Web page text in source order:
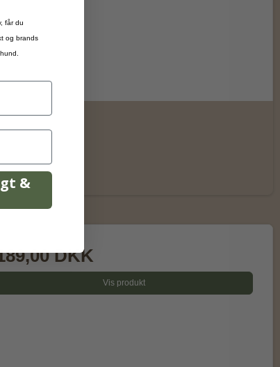
DKK
Vis produkt
får du
og brands
&